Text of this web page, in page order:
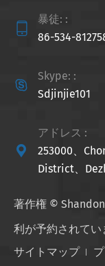

暴徒: :
86-534-

Skype: :
Sdjinjie101

アドレス :
253000、
District、
著作権 ©
利が予約されてい
サイトマップ